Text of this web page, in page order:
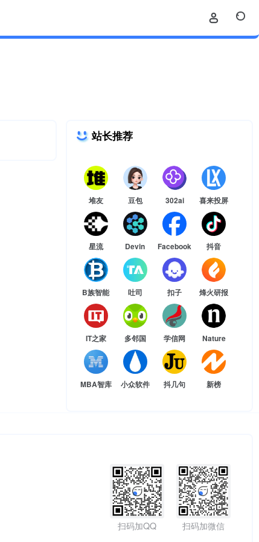
站长推荐
堆友 豆包 302ai 喜来投屏
星流 Devin Facebook 抖音
B族智能 吐司 扣子 烽火研报
IT之家 多邻国 学信网 Nature
MBA智库 小众软件 抖几句 新榜
扫码加QQ 扫码加微信